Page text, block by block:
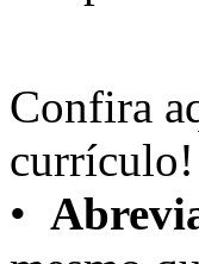
Confira
currículo!
•